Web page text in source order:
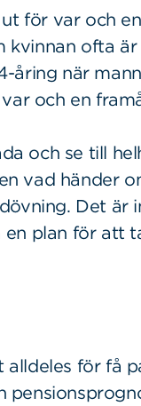
för var och
kvinnan ofta
åring när
och en
och se till
vad händer
Det är
en plan för att
alldeles för få